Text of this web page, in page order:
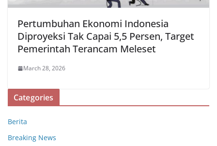
Pertumbuhan Ekonomi Indonesia
Diproyeksi Tak Capai 5,5 Persen, Target
Pemerintah Terancam Meleset
March 28, 2026
Categories
Berita
Breaking News